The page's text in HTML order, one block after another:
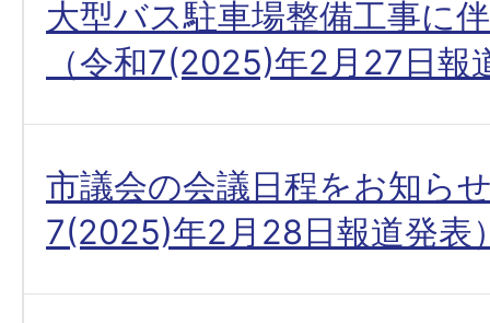
大型バス駐車場整備工事に
（令和7(2025)年2月27日報
市議会の会議日程をお知ら
7(2025)年2月28日報道発表